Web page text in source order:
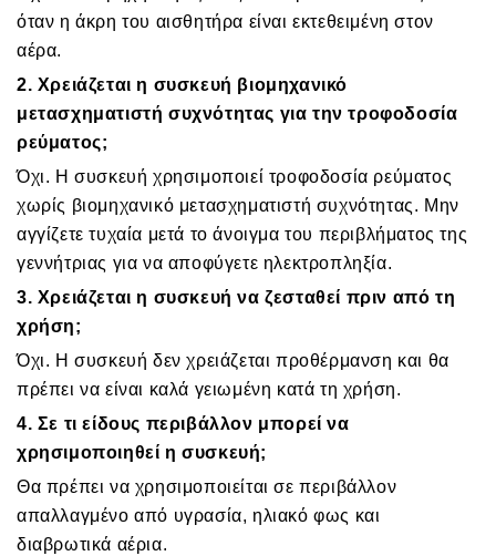
όταν η άκρη του αισθητήρα είναι εκτεθειμένη στον
αέρα.
2. Χρειάζεται η συσκευή βιομηχανικό
μετασχηματιστή συχνότητας για την τροφοδοσία
ρεύματος;
Όχι. Η συσκευή χρησιμοποιεί τροφοδοσία ρεύματος
χωρίς βιομηχανικό μετασχηματιστή συχνότητας. Μην
αγγίζετε τυχαία μετά το άνοιγμα του περιβλήματος της
γεννήτριας για να αποφύγετε ηλεκτροπληξία.
3. Χρειάζεται η συσκευή να ζεσταθεί πριν από τη
χρήση;
Όχι. Η συσκευή δεν χρειάζεται προθέρμανση και θα
πρέπει να είναι καλά γειωμένη κατά τη χρήση.
4. Σε τι είδους περιβάλλον μπορεί να
χρησιμοποιηθεί η συσκευή;
Θα πρέπει να χρησιμοποιείται σε περιβάλλον
απαλλαγμένο από υγρασία, ηλιακό φως και
διαβρωτικά αέρια.